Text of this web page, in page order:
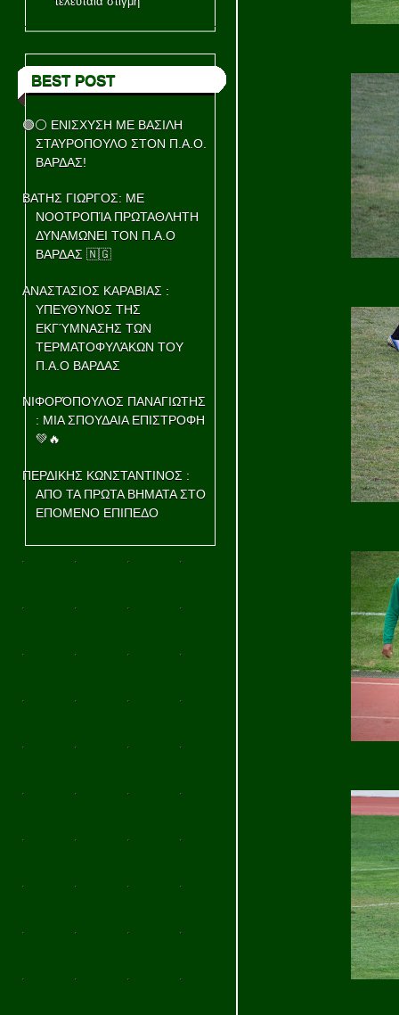
BEST POST
🟢⚪ ΕΝΙΣΧΥΣΗ ΜΕ ΒΑΣΙΛΗ
ΣΤΑΥΡΟΠΟΥΛΟ ΣΤΟΝ Π.Α.Ο.
ΒΑΡΔΑΣ!
ΒΑΤΗΣ ΓΙΩΡΓΟΣ: ΜΕ
ΝΟΟΤΡΟΠΊΑ ΠΡΩΤΑΘΛΗΤΗ
ΔΥΝΑΜΩΝΕΙ ΤΟΝ Π.Α.Ο
ΒΑΡΔΑΣ 🇳🇬
ΑΝΑΣΤΑΣΙΟΣ ΚΑΡΑΒΙΑΣ :
ΥΠΕΥΘΥΝΟΣ ΤΗΣ
ΕΚΓΎΜΝΑΣΗΣ ΤΩΝ
ΤΕΡΜΑΤΟΦΥΛΆΚΩΝ ΤΟΥ
Π.Α.Ο ΒΑΡΔΑΣ
ΝΙΦΟΡΌΠΟΥΛΟΣ ΠΑΝΑΓΙΩΤΗΣ
: ΜΙΑ ΣΠΟΥΔΑΙΑ ΕΠΙΣΤΡΟΦΗ
💚🔥
ΠΕΡΔΙΚΗΣ ΚΩΝΣΤΑΝΤΙΝΟΣ :
ΑΠΟ ΤΑ ΠΡΩΤΑ ΒΗΜΑΤΑ ΣΤΟ
ΕΠΟΜΕΝΟ ΕΠΙΠΕΔΟ